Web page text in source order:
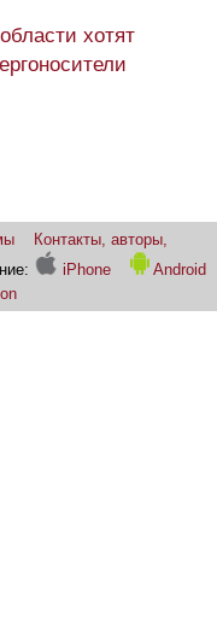
хотят
Контакты, авторы,
iPhone
Android